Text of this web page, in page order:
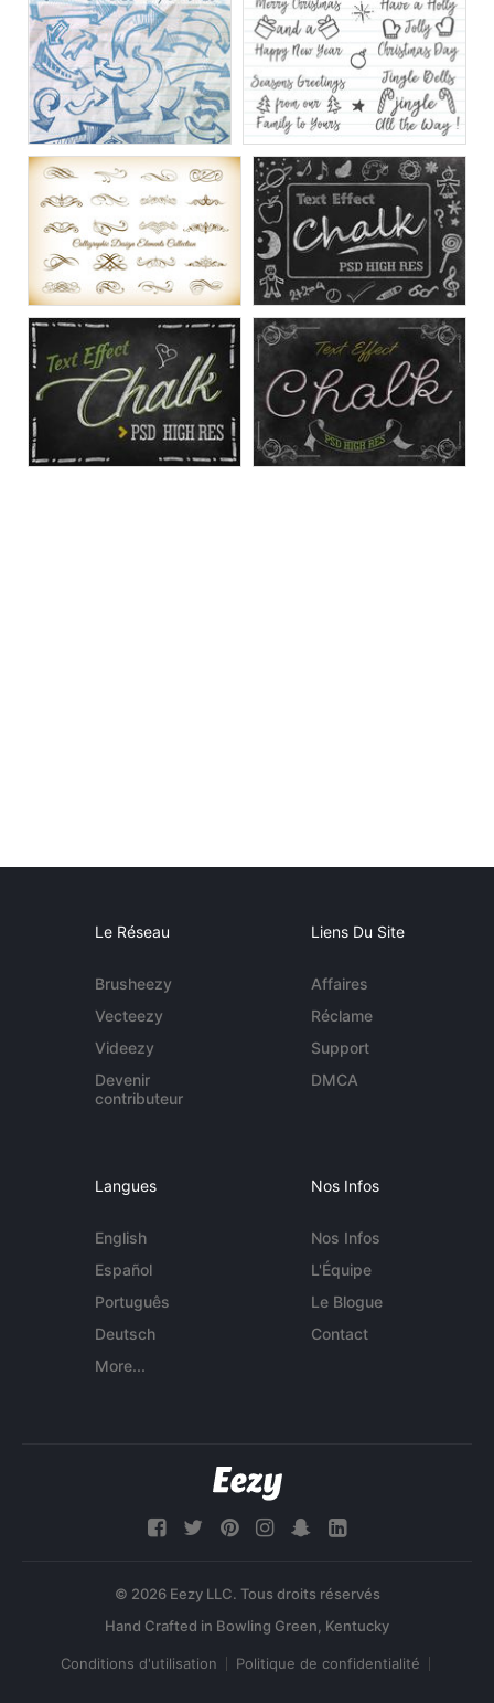
Le Réseau
Brusheezy
Vecteezy
Videezy
Devenir
contributeur
Liens Du Site
Affaires
Réclame
Support
DMCA
Langues
English
Español
Português
Deutsch
More...
Nos Infos
Nos Infos
L'Équipe
Le Blogue
Contact
© 2026 Eezy LLC. Tous droits réservés
Conditions d'utilisation Politique de confidentialité